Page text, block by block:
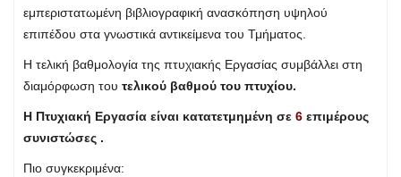
εμπεριστατωμένη βιβλιογραφική ανασκόπηση υψηλού
επιπέδου στα γνωστικά αντικείμενα του Τμήματος.
Η τελική βαθμολογία της πτυχιακής Εργασίας συμβάλλει στη
διαμόρφωση του τελικού βαθμού του πτυχίου.
Η Πτυχιακή Εργασία είναι κατατετμημένη σε 6 επιμέρους
συνιστώσες .
Πιο συγκεκριμένα: